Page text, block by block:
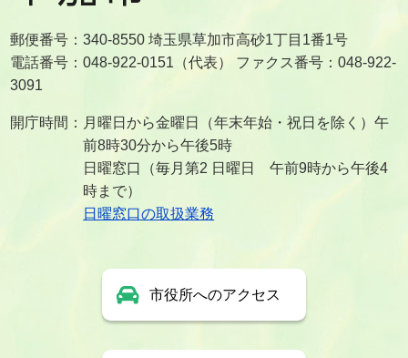
郵便番号：340-8550 埼玉県草加市高砂1丁目1番1号
電話番号：048-922-0151（代表） ファクス番号：048-922-
3091
開庁時間：月曜日から金曜日（年末年始・祝日を除く）午
前8時30分から午後5時
日曜窓口（毎月第2 日曜日 午前9時から午後4
時まで）
日曜窓口の取扱業務
市役所へのアクセス